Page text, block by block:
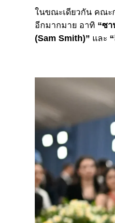
ในขณะเดียวกัน คณะ
อีกมากมาย อาทิ “ซา
(Sam Smith)” และ